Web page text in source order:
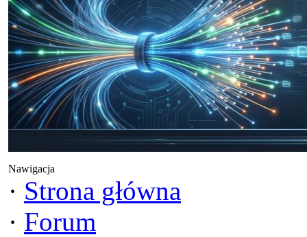
Nawigacja
· Strona główna
· Forum